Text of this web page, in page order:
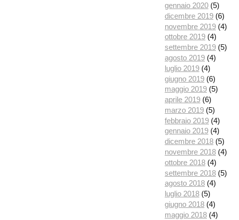
gennaio 2020 (5)
dicembre 2019 (6)
novembre 2019 (4)
ottobre 2019 (4)
settembre 2019 (5)
agosto 2019 (4)
luglio 2019 (4)
giugno 2019 (6)
maggio 2019 (5)
aprile 2019 (6)
marzo 2019 (5)
febbraio 2019 (4)
gennaio 2019 (4)
dicembre 2018 (5)
novembre 2018 (4)
ottobre 2018 (4)
settembre 2018 (5)
agosto 2018 (4)
luglio 2018 (5)
giugno 2018 (4)
maggio 2018 (4)